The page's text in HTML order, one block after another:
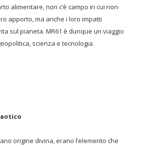
alimentare, non c’è campo in cui non
apporto, ma anche i loro impatti
sul pianeta. MR61 è dunque un viaggio
scienza e tecnologia.
origine divina, erano l’elemento che